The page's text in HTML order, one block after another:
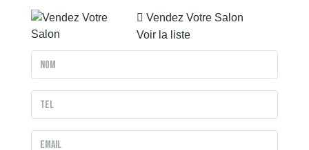
Vendez Votre Salon
Voir la liste